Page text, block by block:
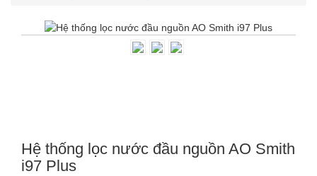
Hệ thống lọc nước đầu nguồn AO Smith
i97 Plus